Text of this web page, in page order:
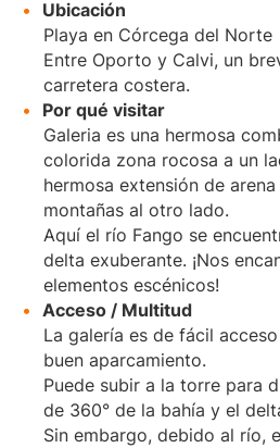
Ubicación
Playa en Córcega del Norte
Entre Oporto y Calvi, un
carretera costera.
Por qué visitar
Galeria es una hermosa
colorida zona rocosa a un
hermosa extensión de
montañas al otro lado.
Aquí el río Fango se
delta exuberante. ¡Nos
elementos escénicos!
Acceso / Multitud
La galería es de fácil
buen aparcamiento.
Puede subir a la torre para
de 360° de la bahía y el
Sin embargo, debido al río,